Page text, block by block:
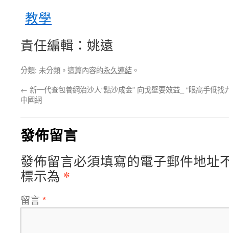
教學
責任編輯：姚遠
分類: 未分類。這篇內容的永久連結 。
← 新一代查包養網治沙人“點沙成金” 向戈壁要效益_
中國網
“眼高手低找
發佈留言
發佈留言必須填寫的電子郵件地址
標示為 *
留言 *